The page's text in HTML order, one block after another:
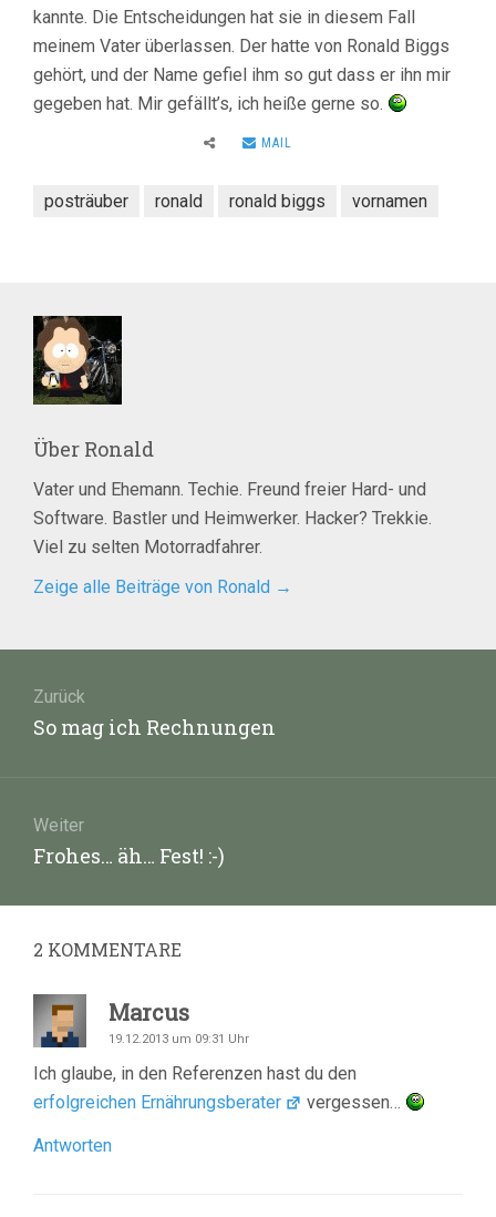
kannte. Die Entscheidungen hat sie in diesem Fall
meinem Vater überlassen. Der hatte von Ronald Biggs
gehört, und der Name gefiel ihm so gut dass er ihn mir
gegeben hat. Mir gefällt’s, ich heiße gerne so.
MAIL
posträuber ronald ronald biggs vornamen
Über Ronald
Vater und Ehemann. Techie. Freund freier Hard- und
Software. Bastler und Heimwerker. Hacker? Trekkie.
Viel zu selten Motorradfahrer.
Zeige alle Beiträge von Ronald →
Zurück
Vorheriger
So mag ich Rechnungen
Weiter
Nächster
Frohes… äh… Fest! :-)
2 KOMMENTARE
Marcus
19.12.2013 um 09:31 Uhr
Ich glaube, in den Referenzen hast du den
erfolgreichen Ernährungsberater
vergessen…
Antworten